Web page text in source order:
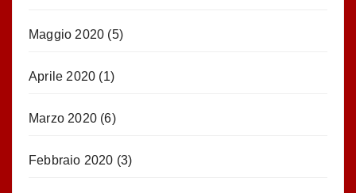
Maggio 2020 (5)
Aprile 2020 (1)
Marzo 2020 (6)
Febbraio 2020 (3)